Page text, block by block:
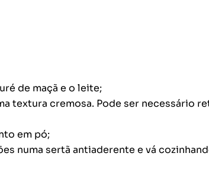
de maçã e o leite;
textura cremosa. Pode ser necessário
em pó;
numa sertã antiaderente e vá